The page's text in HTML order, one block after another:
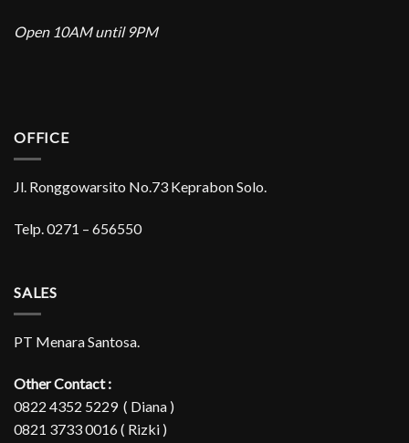
Open 10AM until 9PM
OFFICE
Jl. Ronggowarsito No.73 Keprabon Solo.
Telp. 0271 – 656550
SALES
PT Menara Santosa.
Other Contact :
0822 4352 5229 ( Diana )
0821 3733 0016 ( Rizki )